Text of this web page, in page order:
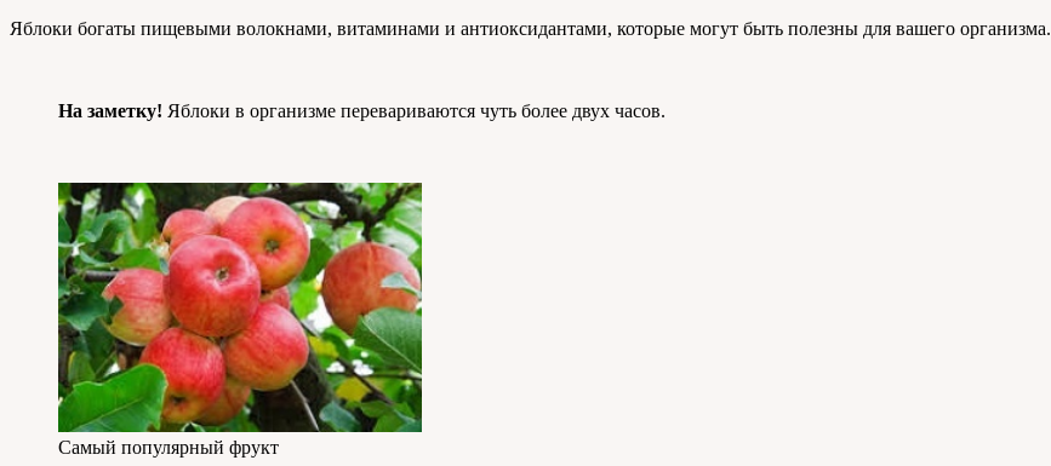
Яблоки богаты пищевыми волокнами, витаминами и антиоксидантами, которые могут быть полезны для вашего организма.
На заметку! Яблоки в организме перевариваются чуть более двух часов.
Самый популярный фрукт